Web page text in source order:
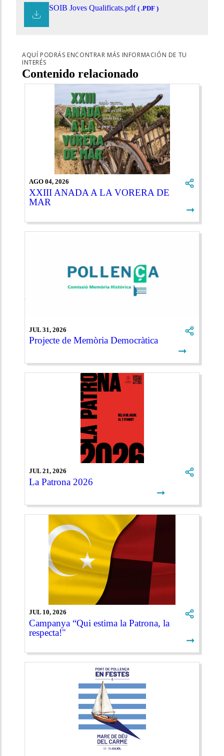
SOIB Joves Qualificats.pdf ( .PDF )
AQUÍ PODRÁS ENCONTRAR MÁS INFORMACIÓN DE TU
INTERÉS
Contenido relacionado
AGO 04, 2026
XXIII ANADA A LA VORERA DE
MAR
➞
JUL 31, 2026
Projecte de Memòria Democràtica
➞
JUL 21, 2026
La Patrona 2026
➞
JUL 10, 2026
Campanya “Qui estima la Patrona, la
respecta!"
➞